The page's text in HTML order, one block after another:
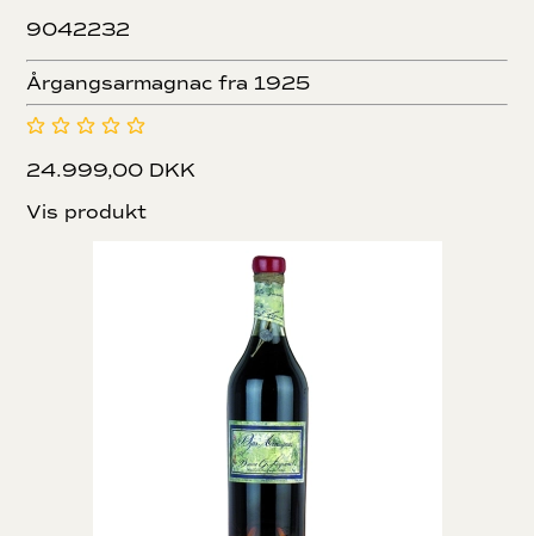
9042232
Årgangsarmagnac fra 1925
24.999,00 DKK
Vis produkt